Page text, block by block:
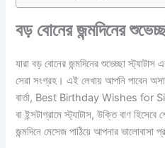
বড় বোনের জন্মদিনের
যারা বড় বোনের জন্মদিনের শুভেচ্ছা
সেরা সংগ্রহ। এই লেখায় আপনি পাবেন
বার্তা, Best Birthday Wishes for
বা ইন্সটাগ্রামে স্ট্যাটাস, উক্তি বাণ
জন্মদিনে মেসেজ পাঠিয়ে আপনার ভালোবাসা